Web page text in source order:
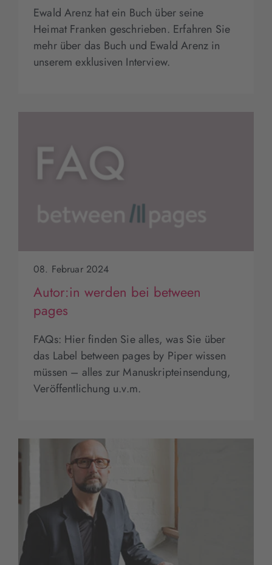
Ewald Arenz hat ein Buch über seine
Heimat Franken geschrieben. Erfahren Sie
mehr über das Buch und Ewald Arenz in
unserem exklusiven Interview.
08. Februar 2024
Autor:in werden bei between
pages
FAQs: Hier finden Sie alles, was Sie über
das Label between pages by Piper wissen
müssen – alles zur Manuskripteinsendung,
Veröffentlichung u.v.m.